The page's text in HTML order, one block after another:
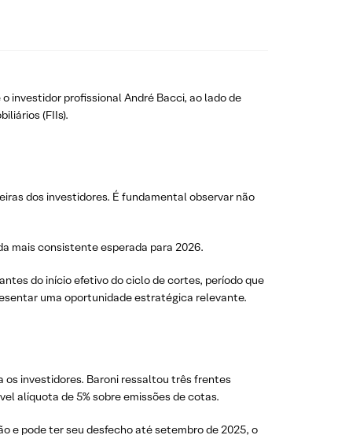
investidor profissional André Bacci, ao lado de
(FIIs).
dos investidores. É fundamental observar não
mais consistente esperada para 2026.
do início efetivo do ciclo de cortes, período que
uma oportunidade estratégica relevante.
investidores. Baroni ressaltou três frentes
alíquota de 5% sobre emissões de cotas.
e pode ter seu desfecho até setembro de 2025, o